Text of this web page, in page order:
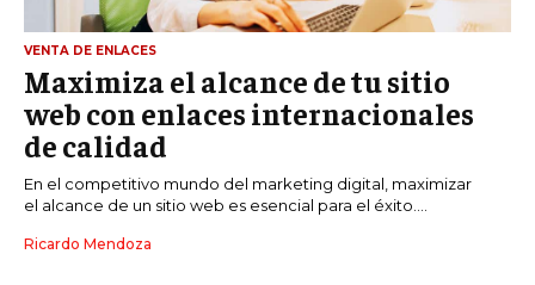
VENTA DE ENLACES
Maximiza el alcance de tu sitio
web con enlaces internacionales
de calidad
En el competitivo mundo del marketing digital, maximizar
el alcance de un sitio web es esencial para el éxito....
Ricardo Mendoza